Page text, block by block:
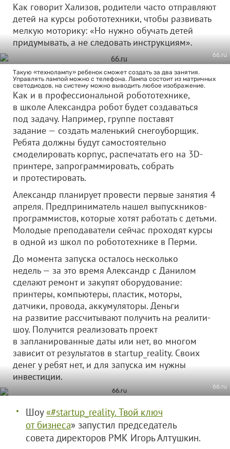
Как говорит Хализов, родители часто отправляют
детей на курсы робототехники, чтобы развивать
мелкую моторику: «Но нужно обучать детей
придумывать, а не следовать инструкциям».
66.ru
Такую «технолампу» ребенок сможет создать за два занятия.
Управлять лампой можно с телефона. Лампа состоит из матричных
светодиодов, на систему можно выводить любое изображение.
Как и в профессиональной робототехнике,
в школе Александра робот будет создаваться
под задачу. Например, группе поставят
задание — создать маленький снегоуборщик.
Ребята должны будут самостоятельно
смоделировать корпус, распечатать его на 3D-
принтере, запрограммировать, собрать
и протестировать.
Александр планирует провести первые занятия 4
апреля. Предприниматель нашел выпускников-
программистов, которые хотят работать с детьми.
Молодые преподаватели сейчас проходят курсы
в одной из школ по робототехнике в Перми.
До момента запуска осталось несколько
недель — за это время Александр с Данилом
сделают ремонт и закупят оборудование:
принтеры, компьютеры, пластик, моторы,
датчики, провода, аккумуляторы. Деньги
на развитие рассчитывают получить на реалити-
шоу. Получится реализовать проект
в запланированные даты или нет, во многом
зависит от результатов в startup_reality. Своих
денег у ребят нет, и для запуска им нужны
инвестиции.
66.ru
Шоу«#startup_reality. Твой ключ
от бизнеса» запустил председатель
совета директоров РМК Игорь Алтушкин.